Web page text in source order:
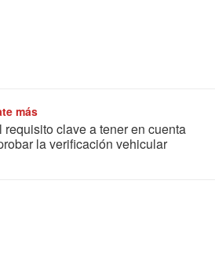
más
requisito clave a tener en cuenta
la verificación vehicular